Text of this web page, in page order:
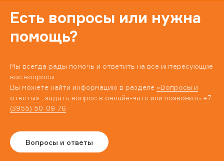
Есть вопросы или нужна
помощь?
Мы всегда рады помочь и ответить на все интересующие
вас вопросы.
Вы можете найти информацию в разделе «Вопросы и
ответы» , задать вопрос в онлайн-чате или позвонить +7
(3955) 50-09-76
Вопросы и ответы